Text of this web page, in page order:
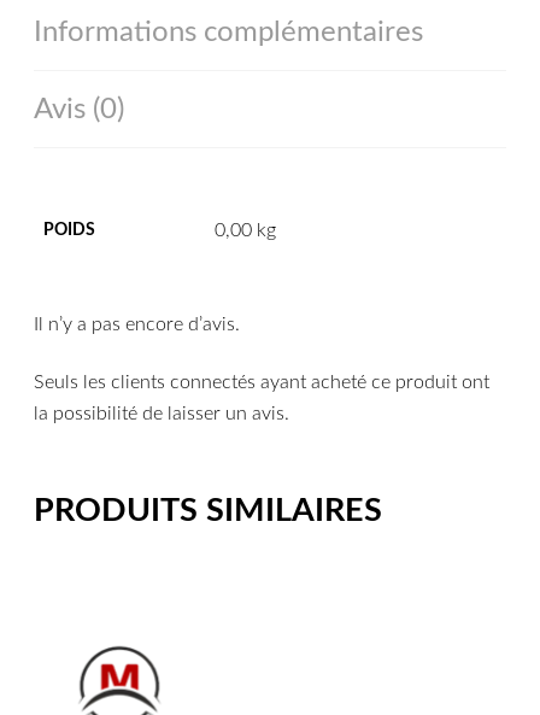
Informations complémentaires
Avis (0)
POIDS 0,00 kg
Il n’y a pas encore d’avis.
Seuls les clients connectés ayant acheté ce produit ont
la possibilité de laisser un avis.
PRODUITS SIMILAIRES